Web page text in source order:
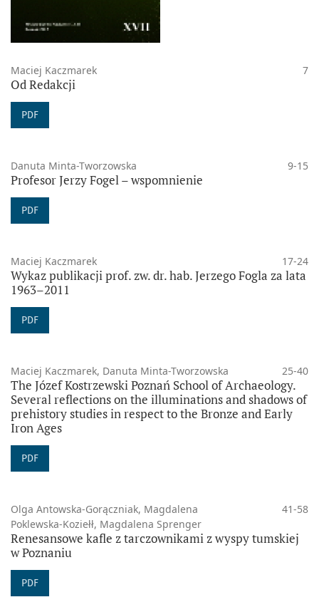
Maciej Kaczmarek 7
Od Redakcji
PDF
Danuta Minta-Tworzowska 9-15
Profesor Jerzy Fogel – wspomnienie
PDF
Maciej Kaczmarek 17-24
Wykaz publikacji prof. zw. dr. hab. Jerzego Fogla za lata
1963–2011
PDF
Maciej Kaczmarek, Danuta Minta-Tworzowska 25-40
The Józef Kostrzewski Poznań School of Archaeology.
Several reflections on the illuminations and shadows of
prehistory studies in respect to the Bronze and Early
Iron Ages
PDF
Olga Antowska-Gorączniak, Magdalena
Poklewska-Koziełł, Magdalena Sprenger
41-58
Renesansowe kafle z tarczownikami z wyspy tumskiej
w Poznaniu
PDF